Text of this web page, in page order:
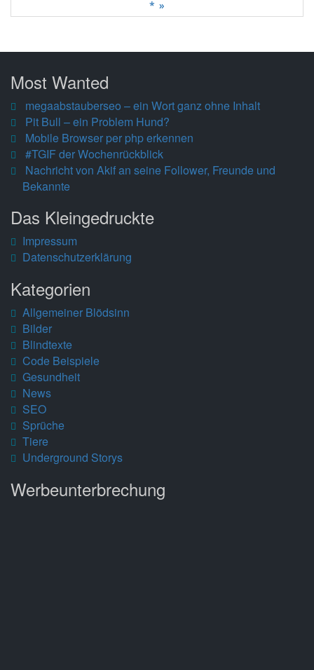
* »
Most Wanted
megaabstauberseo – ein Wort ganz ohne Inhalt
Pit Bull – ein Problem Hund?
Mobile Browser per php erkennen
#TGIF der Wochenrückblick
Nachricht von Akif an seine Follower, Freunde und
Bekannte
Das Kleingedruckte
Impressum
Datenschutzerklärung
Kategorien
Allgemeiner Blödsinn
Bilder
Blindtexte
Code Beispiele
Gesundheit
News
SEO
Sprüche
Tiere
Underground Storys
Werbeunterbrechung